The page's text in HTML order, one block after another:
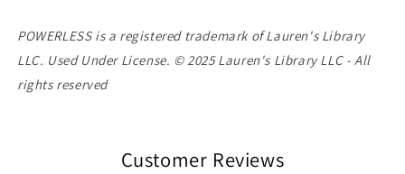
POWERLESS is a registered trademark of Lauren's Library
LLC. Used Under License. © 2025 Lauren's Library LLC - All
rights reserved
Customer Reviews